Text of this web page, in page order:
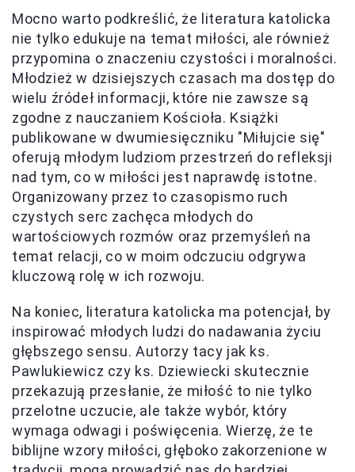
Mocno warto podkreślić, że literatura katolicka
nie tylko edukuje na temat miłości, ale również
przypomina o znaczeniu czystości i moralności.
Młodzież w dzisiejszych czasach ma dostęp do
wielu źródeł informacji, które nie zawsze są
zgodne z nauczaniem Kościoła. Książki
publikowane w dwumiesięczniku "Miłujcie się"
oferują młodym ludziom przestrzeń do refleksji
nad tym, co w miłości jest naprawdę istotne.
Organizowany przez to czasopismo ruch
czystych serc zachęca młodych do
wartościowych rozmów oraz przemyśleń na
temat relacji, co w moim odczuciu odgrywa
kluczową rolę w ich rozwoju.
Na koniec, literatura katolicka ma potencjał, by
inspirować młodych ludzi do nadawania życiu
głębszego sensu. Autorzy tacy jak ks.
Pawlukiewicz czy ks. Dziewiecki skutecznie
przekazują przesłanie, że miłość to nie tylko
przelotne uczucie, ale także wybór, który
wymaga odwagi i poświęcenia. Wierzę, że te
biblijne wzory miłości, głęboko zakorzenione w